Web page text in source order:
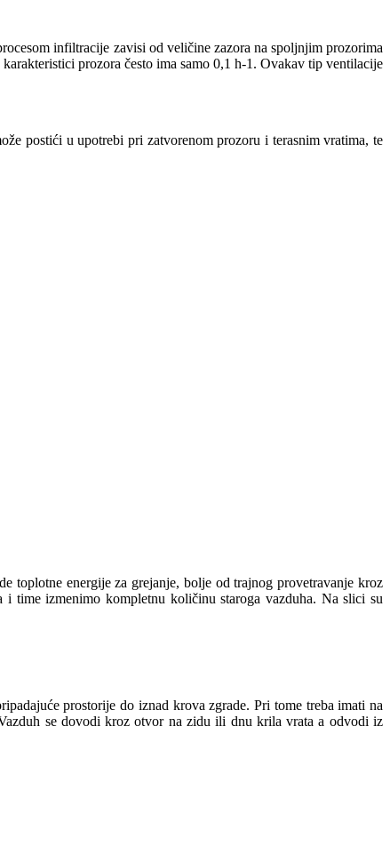
infiltracije zavisi od veličine zazora na spoljnjim prozorima
prozora često ima samo 0,1 h-1. Ovakav tip ventilacije
postići u upotrebi pri zatvorenom prozoru i terasnim vratima, te
toplotne energije za grejanje, bolje od trajnog provetravanje kroz
time izmenimo kompletnu količinu staroga vazduha. Na slici su
prostorije do iznad krova zgrade. Pri tome treba imati na
se dovodi kroz otvor na zidu ili dnu krila vrata a odvodi iz